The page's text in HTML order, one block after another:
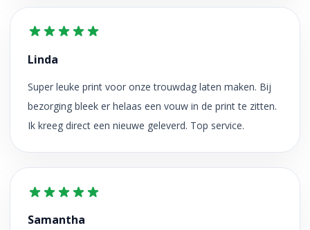
Linda
Super leuke print voor onze trouwdag laten maken. Bij
bezorging bleek er helaas een vouw in de print te zitten.
Ik kreeg direct een nieuwe geleverd. Top service.
Samantha